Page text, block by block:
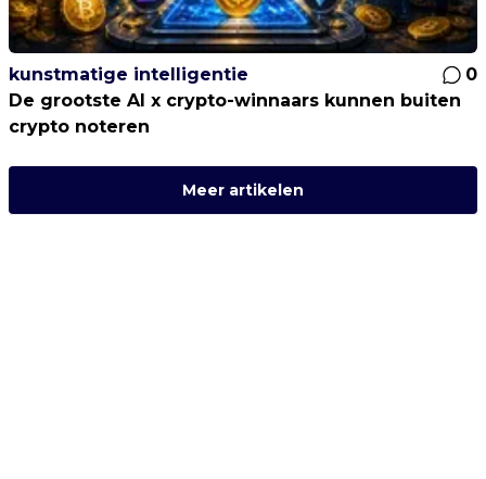
kunstmatige intelligentie
0
De grootste AI x crypto-winnaars kunnen buiten
crypto noteren
Meer artikelen